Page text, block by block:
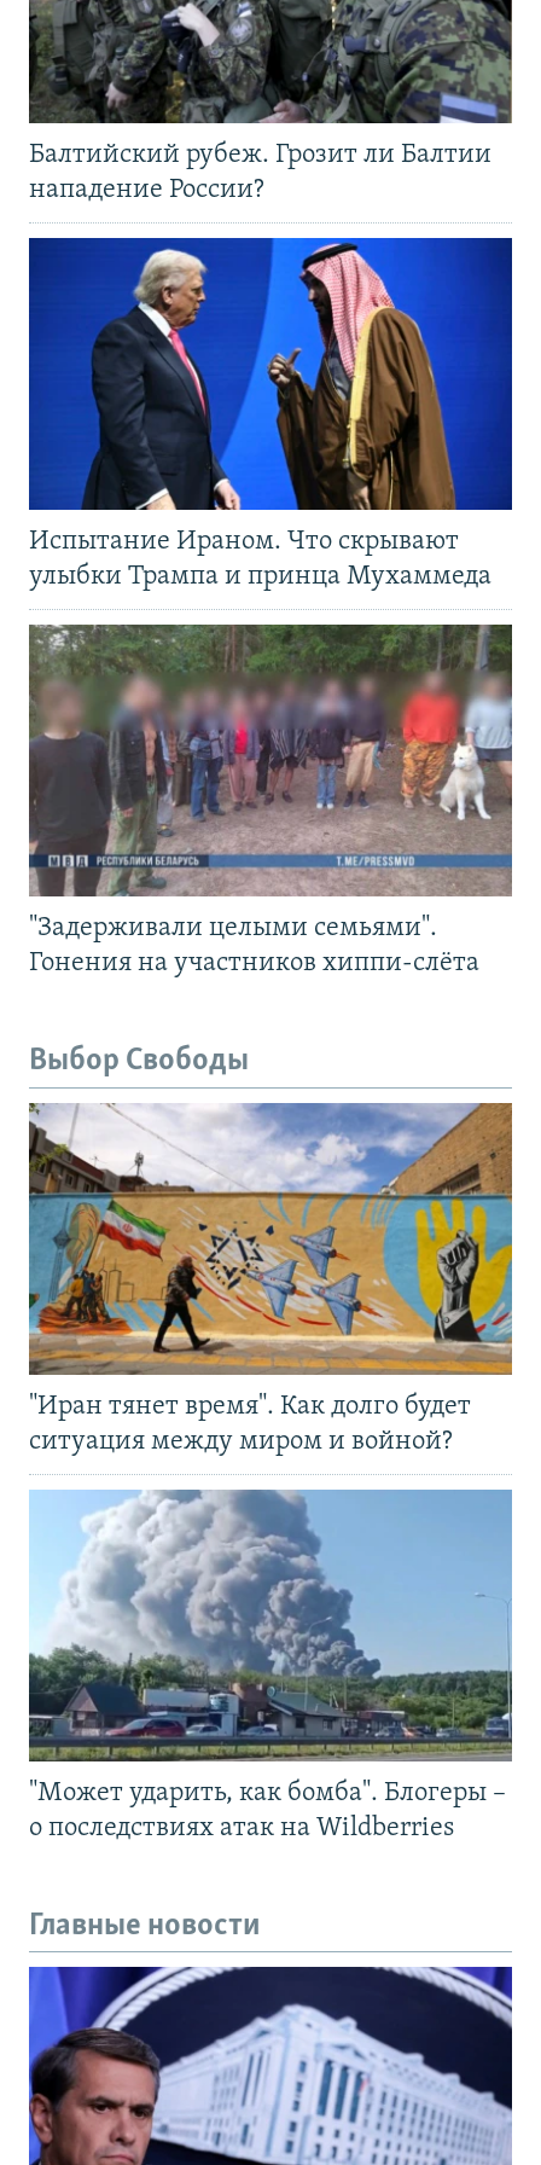
Балтийский рубеж. Грозит ли Балтии
нападение России?
Испытание Ираном. Что скрывают
улыбки Трампа и принца Мухаммеда
"Задерживали целыми семьями".
Гонения на участников хиппи-слёта
Выбор Свободы
"Иран тянет время". Как долго будет
ситуация между миром и войной?
"Может ударить, как бомба". Блогеры –
о последствиях атак на Wildberries
Главные новости